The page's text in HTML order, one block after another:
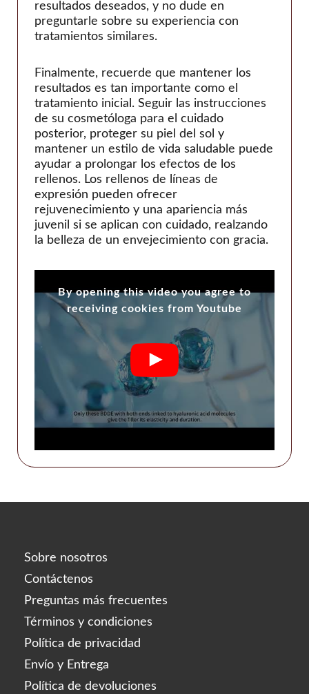
resultados deseados, y no dude en
preguntarle sobre su experiencia con
tratamientos similares.
Finalmente, recuerde que mantener los
resultados es tan importante como el
tratamiento inicial. Seguir las instrucciones
de su cosmetóloga para el cuidado
posterior, proteger su piel del sol y
mantener un estilo de vida saludable puede
ayudar a prolongar los efectos de los
rellenos. Los rellenos de líneas de
expresión pueden ofrecer
rejuvenecimiento y una apariencia más
juvenil si se aplican con cuidado, realzando
la belleza de un envejecimiento con gracia.
Sobre nosotros
Contáctenos
Preguntas más frecuentes
Términos y condiciones
Política de privacidad
Envío y Entrega
Política de devoluciones